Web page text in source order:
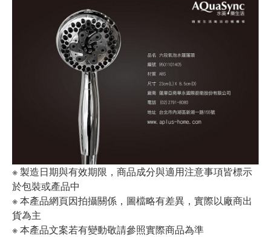
※ 製造日期與有效期限，商品成分與適用注意事項皆標示
於包裝或產品中
※ 本產品網頁因拍攝關係，圖檔略有差異，實際以廠商出
貨為主
※ 本產品文案若有變動敬請參照實際商品為準